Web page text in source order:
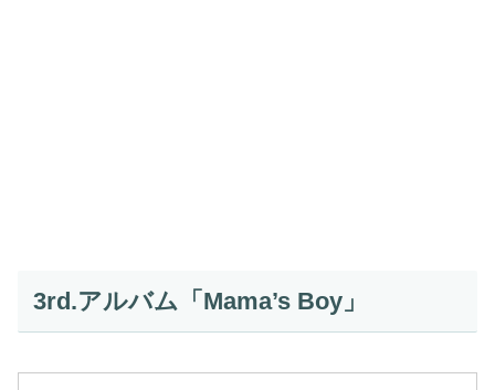
3rd.アルバム「Mama’s Boy」